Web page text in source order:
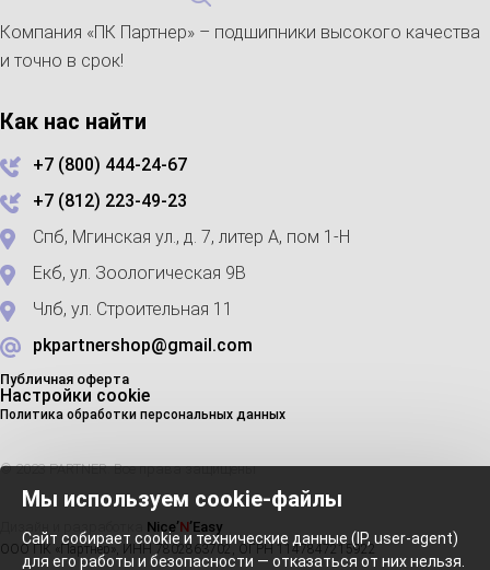
Компания «ПК Партнер» – подшипники высокого качества
и точно в срок!
Как нас найти
+7 (800) 444-24-67
+7 (812) 223-49-23
Спб, Мгинская ул., д. 7, литер А, пом 1-Н
Екб, ул. Зоологическая 9В
Члб, ул. Строительная 11
pkpartnershop@gmail.com
Публичная оферта
Настройки cookie
Политика обработки персональных данных
© 2023 PARTNER. Все права защищены
Nice’N’Easy
ООО ПК «Партнер», ИНН 7802863702, ОГРН 1147847215922
Мы используем cookie-файлы
Сайт собирает cookie и технические данные (IP, user-agent)
для его работы и безопасности — отказаться от них нельзя.